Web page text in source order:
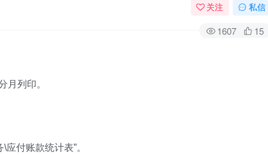
关注 私信
1607 15
月列印。
付账款统计表”。